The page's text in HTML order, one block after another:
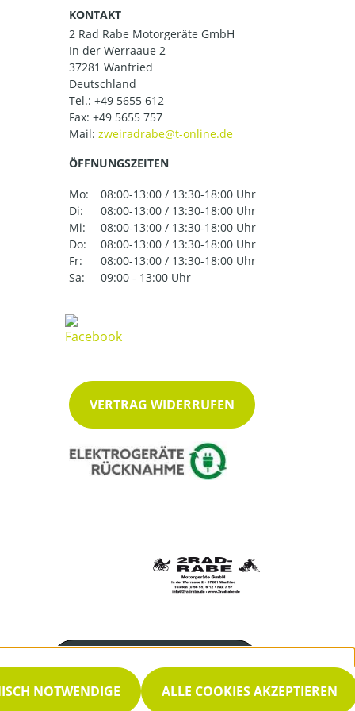
KONTAKT
2 Rad Rabe Motorgeräte GmbH
In der Werraaue 2
37281 Wanfried
Deutschland
Tel.: +49 5655 612
Fax: +49 5655 757
Mail:
ÖFFNUNGSZEITEN
Mo:
08:00-13:00 / 13:30-18:00 Uhr
Di:
08:00-13:00 / 13:30-18:00 Uhr
Mi:
08:00-13:00 / 13:30-18:00 Uhr
Do:
08:00-13:00 / 13:30-18:00 Uhr
Fr:
08:00-13:00 / 13:30-18:00 Uhr
Sa:
09:00 - 13:00 Uhr
VERTRAG WIDERRUFEN
05655 612
Servicezeiten
NOTWENDIGE ALLE COOKIES AKZEPTIEREN